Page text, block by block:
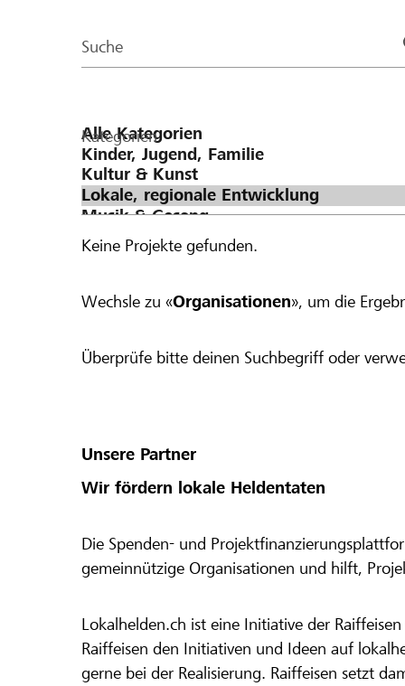
Suche
Kategorien
Keine Projekte gefunden.
Wechsle zu «Organisationen», um die
Überprüfe bitte deinen Suchbegriff oder
Unsere Partner
Wir fördern lokale Heldentaten
Die Spenden- und
gemeinnützige Organisationen und hilft,
Lokalhelden.ch ist eine Initiative der
Raiffeisen den Initiativen und Ideen auf
gerne bei der Realisierung. Raiffeisen setzt